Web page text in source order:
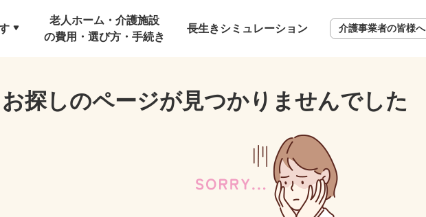
老人ホーム・介護施設
の費用・選び方・手続き
長生きシミュレーション 介護事業者の皆様へ
お探しのページが見つかりませんでした